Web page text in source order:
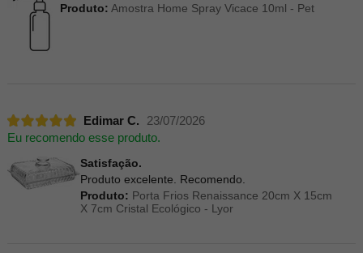
Produto: Amostra Home Spray Vicace 10ml - Pet
Edimar C.
23/07/2026
Eu recomendo esse produto.
Satisfação.
Produto excelente. Recomendo.
Produto: Porta Frios Renaissance 20cm X 15cm
X 7cm Cristal Ecológico - Lyor